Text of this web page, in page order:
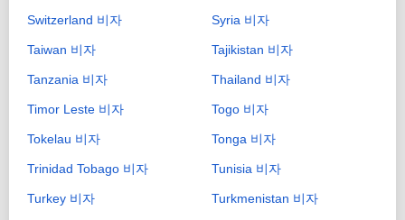
Switzerland 비자 Syria 비자
Taiwan 비자 Tajikistan 비자
Tanzania 비자 Thailand 비자
Timor Leste 비자 Togo 비자
Tokelau 비자 Tonga 비자
Trinidad Tobago 비자 Tunisia 비자
Turkey 비자 Turkmenistan 비자